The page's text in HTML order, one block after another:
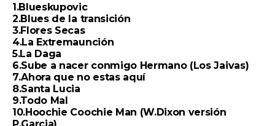
1.Blueskupovic
2.Blues de la transición
3.Flores Secas
4.La Extremaunción
5.La Daga
6.Sube a nacer conmigo Hermano (Los Jaivas)
7.Ahora que no estas aquí
8.Santa Lucia
9.Todo Mal
10.Hoochie Coochie Man (W.Dixon versión
P.Garcia)